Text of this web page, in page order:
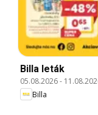
Billa leták
05.08.2026-
Billa